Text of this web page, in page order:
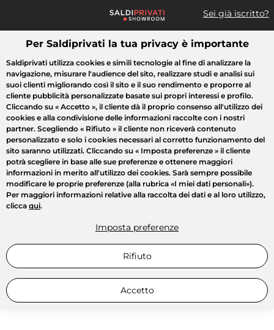
Sei già iscritto?
Cosa cerchi?
Tutte le vendite Moda Casa Bellezza Elettrodomestici
Per Saldiprivati la tua privacy è importante
Saldiprivati utilizza cookies e simili tecnologie al fine di analizzare la
navigazione, misurare l'audience del sito, realizzare studi e analisi sui
suoi clienti migliorando così il sito e il suo rendimento e proporre al
cliente pubblicità personalizzate basate sui propri interessi e profilo.
Cliccando su « Accetto », il cliente dà il proprio consenso all'utilizzo dei
cookies e alla condivisione delle informazioni raccolte con i nostri
partner. Scegliendo « Rifiuto » il cliente non riceverà contenuto
personalizzato e solo i cookies necessari al corretto funzionamento del
sito saranno utilizzati. Cliccando su « Imposta preferenze » il cliente
potrà scegliere in base alle sue preferenze e ottenere maggiori
informazioni in merito all'utilizzo dei cookies. Sarà sempre possibile
modificare le proprie preferenze (alla rubrica «I miei dati personali»).
Per maggiori informazioni relative alla raccolta dei dati e al loro utilizzo,
clicca qui.
Imposta preferenze
Rifiuto
Accetto